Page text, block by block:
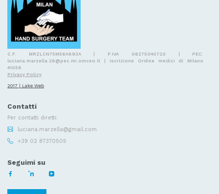
C.F. MRZLCN75M56A893A | P.IVA 06275040720 | PEC:
luciana.marzella.26@pec.mi.omceo.it | Iscrizione Ordine medici di Milano
41058
Privacy Policy
2017 | Lake Web
Contatti
Per contatti diretti:
luciana.marzella@gmail.com
+39 02 87370505
Seguimi su